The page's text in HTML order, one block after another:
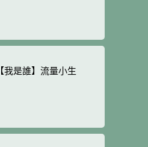
【我是誰】流量小生